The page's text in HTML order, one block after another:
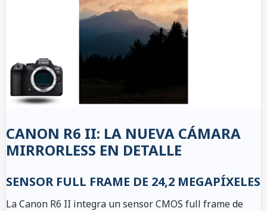
CANON R6 II: LA NUEVA CÁMARA
MIRRORLESS EN DETALLE
SENSOR FULL FRAME DE 24,2 MEGAPÍXELES
La Canon R6 II integra un sensor CMOS full frame de